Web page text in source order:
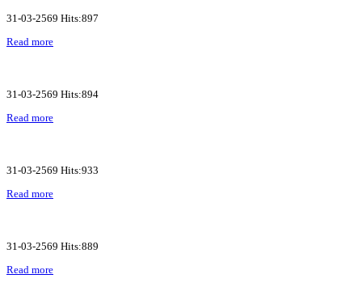
31-03-2569 Hits:897
Read more
31-03-2569 Hits:894
Read more
31-03-2569 Hits:933
Read more
31-03-2569 Hits:889
Read more